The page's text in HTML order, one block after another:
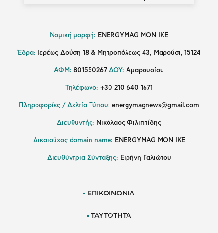
Νομική μορφή: ENERGYMAG MON IKE
Έδρα: Ιερέως Δούση 18 & Μητροπόλεως 43, Μαρούσι, 15124
ΑΦΜ: 801550267 ΔΟΥ: Αμαρουσίου
Τηλέφωνο: +30 210 640 1671
Πληροφορίες / Δελτία Τύπου: energymagnews@gmail.com
Διευθυντής: Νικόλαος Φιλιππίδης
Δικαιούχος domain name: ENERGYMAG ΜΟΝ ΙΚΕ
Διευθύντρια Σύνταξης: Ειρήνη Γαλιώτου
ΕΠΙΚΟΙΝΩΝΙΑ
ΤΑΥΤΟΤΗΤΑ